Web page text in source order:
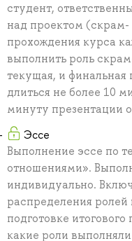
студент,
над проектом (скрам-
прохождения курса
выполнить роль
текущая, и
длиться не более 10
минуту презентации
Эссе
Выполнение эссе по
отношениями».
индивидуально.
распределения
подготовке
какие роли